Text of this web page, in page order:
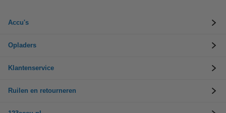
Accu's
Opladers
Klantenservice
Ruilen en retourneren